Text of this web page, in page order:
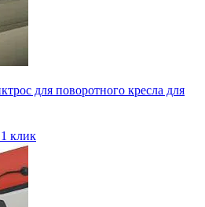
для поворотного кресла для
клик